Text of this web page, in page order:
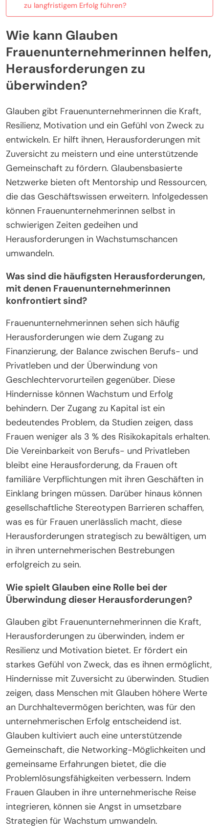
zu langfristigem Erfolg führen?
Wie kann Glauben
Frauenunternehmerinnen helfen,
Herausforderungen zu
überwinden?
Glauben gibt Frauenunternehmerinnen die Kraft,
Resilienz, Motivation und ein Gefühl von Zweck zu
entwickeln. Er hilft ihnen, Herausforderungen mit
Zuversicht zu meistern und eine unterstützende
Gemeinschaft zu fördern. Glaubensbasierte
Netzwerke bieten oft Mentorship und Ressourcen,
die das Geschäftswissen erweitern. Infolgedessen
können Frauenunternehmerinnen selbst in
schwierigen Zeiten gedeihen und
Herausforderungen in Wachstumschancen
umwandeln.
Was sind die häufigsten Herausforderungen,
mit denen Frauenunternehmerinnen
konfrontiert sind?
Frauenunternehmerinnen sehen sich häufig
Herausforderungen wie dem Zugang zu
Finanzierung, der Balance zwischen Berufs- und
Privatleben und der Überwindung von
Geschlechtervorurteilen gegenüber. Diese
Hindernisse können Wachstum und Erfolg
behindern. Der Zugang zu Kapital ist ein
bedeutendes Problem, da Studien zeigen, dass
Frauen weniger als 3 % des Risikokapitals erhalten.
Die Vereinbarkeit von Berufs- und Privatleben
bleibt eine Herausforderung, da Frauen oft
familiäre Verpflichtungen mit ihren Geschäften in
Einklang bringen müssen. Darüber hinaus können
gesellschaftliche Stereotypen Barrieren schaffen,
was es für Frauen unerlässlich macht, diese
Herausforderungen strategisch zu bewältigen, um
in ihren unternehmerischen Bestrebungen
erfolgreich zu sein.
Wie spielt Glauben eine Rolle bei der
Überwindung dieser Herausforderungen?
Glauben gibt Frauenunternehmerinnen die Kraft,
Herausforderungen zu überwinden, indem er
Resilienz und Motivation bietet. Er fördert ein
starkes Gefühl von Zweck, das es ihnen ermöglicht,
Hindernisse mit Zuversicht zu überwinden. Studien
zeigen, dass Menschen mit Glauben höhere Werte
an Durchhaltevermögen berichten, was für den
unternehmerischen Erfolg entscheidend ist.
Glauben kultiviert auch eine unterstützende
Gemeinschaft, die Networking-Möglichkeiten und
gemeinsame Erfahrungen bietet, die die
Problemlösungsfähigkeiten verbessern. Indem
Frauen Glauben in ihre unternehmerische Reise
integrieren, können sie Angst in umsetzbare
Strategien für Wachstum umwandeln.